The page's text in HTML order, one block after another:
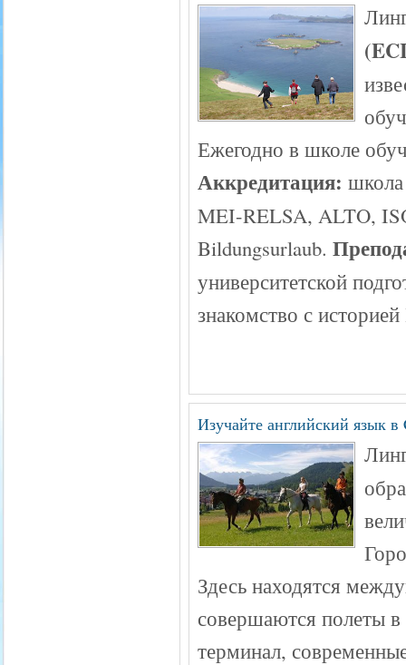
Ежегодно в школе
Аккредитация:
MEI-RELSA, ALTO,
Bildungsurlaub.
университетской
знакомство с
Изучайте английский язык
Здесь находятся
совершаются полеты
терминал,